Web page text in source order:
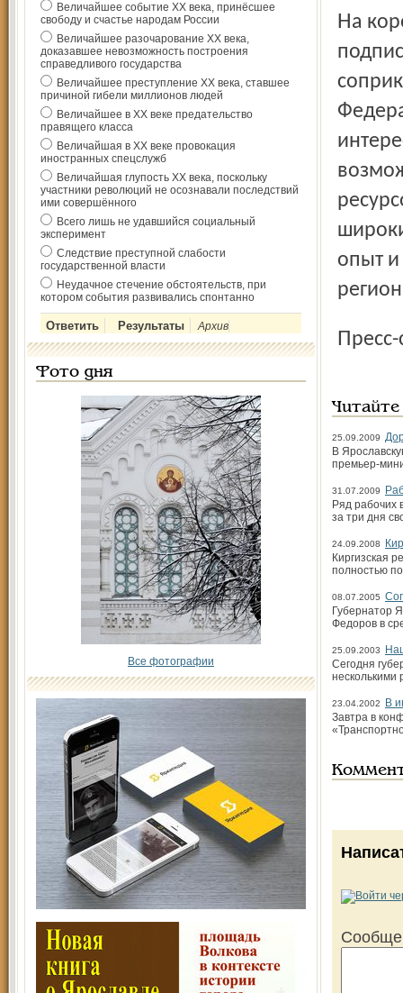
Величайшее событие ХХ века, принёсшее
свободу и счастье народам России
Величайшее разочарование ХХ века,
доказавшее невозможность построения
справедливого государства
Величайшее преступление ХХ века, ставшее
причиной гибели миллионов людей
Величайшее в ХХ веке предательство
правящего класса
Величайшая в ХХ веке провокация
иностранных спецслужб
Величайшая глупость ХХ века, поскольку
участники революций не осознавали последствий
ими совершённого
Всего лишь не удавшийся социальный
эксперимент
Следствие преступной слабости
государственной власти
Неудачное стечение обстоятельств, при
котором события развивались спонтанно
Архив
Фото дня
Все фотографии
На короткой пресс-конференции, состоявшейся после
опыт
25.09.2009
В
премьер-
31.07.2009
Ряд рабочих
за три дня
24.09.2008
Киргизская
полностью
08.07.2005
Губернатор
Федоров в
25.09.2003
Сегодня
23.04.2002
В
Завтра в